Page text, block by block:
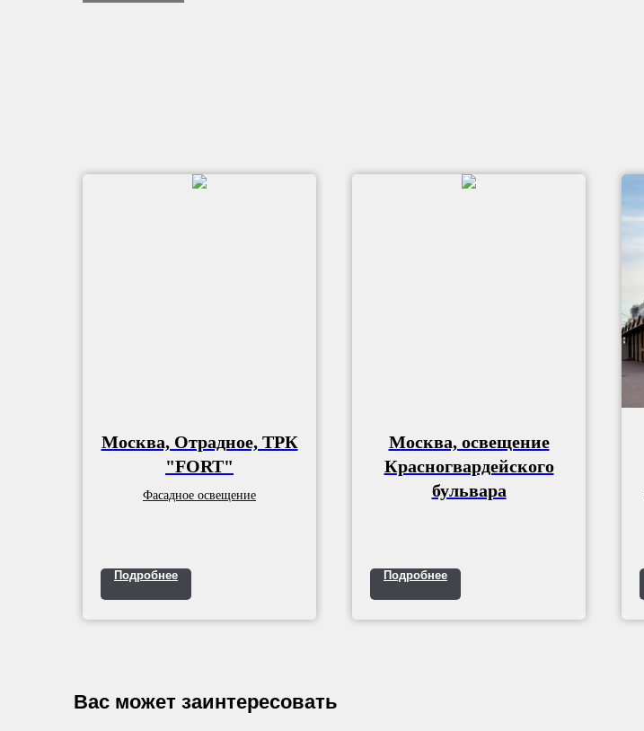
Москва, Отрадное, ТРК
"FORT"
Фасадное освещение
Подробнее
Москва, освещение
Красногвардейского
бульвара
Подробнее
Вас может заинтересовать